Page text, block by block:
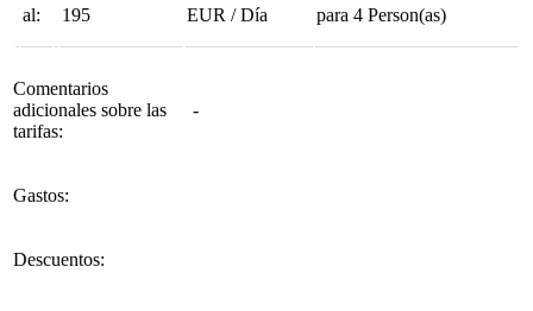
al: 195 EUR /Día para 4 Person(as)
Comentarios
adicionales sobre las
tarifas:
-
Gastos:
Descuentos: